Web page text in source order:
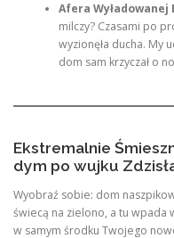
Afera
milczy? Czasami po
wyzionęła ducha. My
dom sam krzyczał o
Ekstremalnie
dym po wujku
Wyobraź sobie: dom
świecą na zielono, a tu wpada
w samym środku Twojego